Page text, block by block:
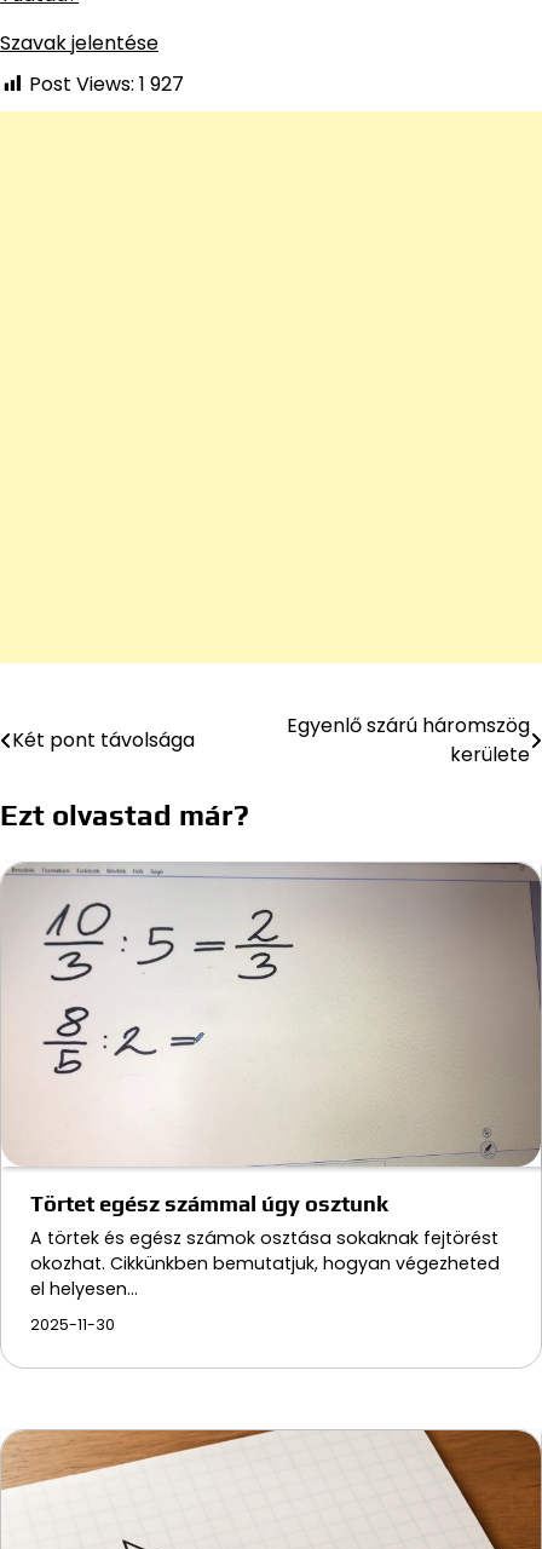
Szavak jelentése
Post Views: 1 927
Bejegyzés
Két pont távolsága
Egyenlő szárú háromszög
kerülete
Ezt olvastad már?
Törtet egész számmal úgy osztunk
A törtek és egész számok osztása sokaknak fejtörést
okozhat. Cikkünkben bemutatjuk, hogyan végezheted
el helyesen…
2025-11-30